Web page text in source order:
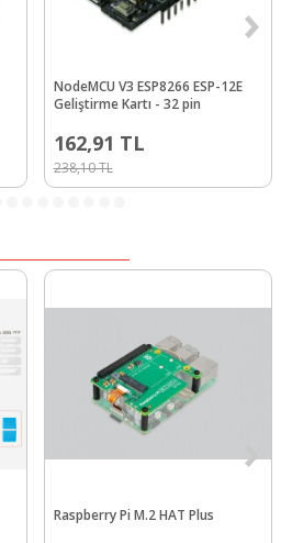
NodeMCU V3 ESP8266 ESP-12E
Geliştirme Kartı - 32 pin
238,10TL
162,91 TL
Raspberry Pi M.2 HAT Plus